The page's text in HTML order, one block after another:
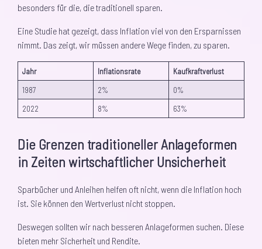
besonders für die, die traditionell sparen.
Eine Studie hat gezeigt, dass Inflation viel von den Ersparnissen
nimmt. Das zeigt, wir müssen andere Wege finden, zu sparen.
Jahr Inflationsrate
Kaufkraftverlust
1987
2%
0%
2022
8% 63%
Die Grenzen traditioneller Anlageformen
in Zeiten wirtschaftlicher Unsicherheit
Sparbücher und Anleihen helfen oft nicht, wenn die Inflation hoch
ist. Sie können den Wertverlust nicht stoppen.
Deswegen sollten wir nach besseren Anlageformen suchen. Diese
bieten mehr Sicherheit und Rendite.